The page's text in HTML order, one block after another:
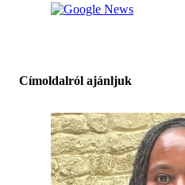
Címoldalról ajánljuk